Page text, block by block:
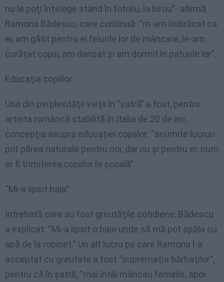
nu le poţi înţelege stând în fotoliu, la birou”- afirmă
Ramona Bădescu, care continuă: “m-am îmbrăcat ca
ei, am gătit pentru ei felurile lor de mâncare, le-am
curăţat copiii, am dansat şi am dormit în paturile lor”.
Educaţia copiilor
Una din perplexităţii vieţii în “şatră” a fost, pentru
artista româncă stabilită în Italia de 20 de ani,
concepţia asupra educaţiei copiilor: “anumite lucruri
pot părea naturale pentru noi, dar nu şi pentru ei: cum
ar fi trimiterea copiilor la şcoală”.
“Mi-a lipsit baia”
Intrebată care au fost greutăţile cotidiene, Bădescu
a explicat: “Mi-a lipsit o baie unde să mă pot spăla cu
apă de la robinet.” Un alt lucru pe care Ramona l-a
acceptat cu greutate a fost “supremaţia bărbaţilor”,
pentru că în şatră, “mai întâi mâncau femeile, apoi